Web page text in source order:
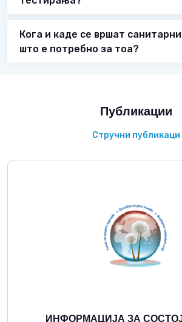
Кога и каде се вршат
што е потребно за тоа?
Публикации
Стручни публикаци
ИНФОРМАЦИЈА ЗА